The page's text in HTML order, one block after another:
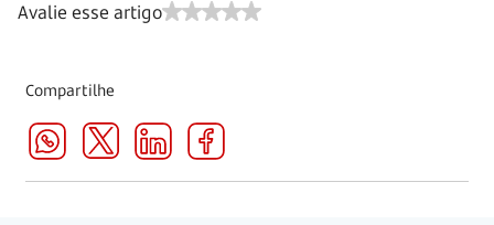
Avalie esse artigo
Compartilhe